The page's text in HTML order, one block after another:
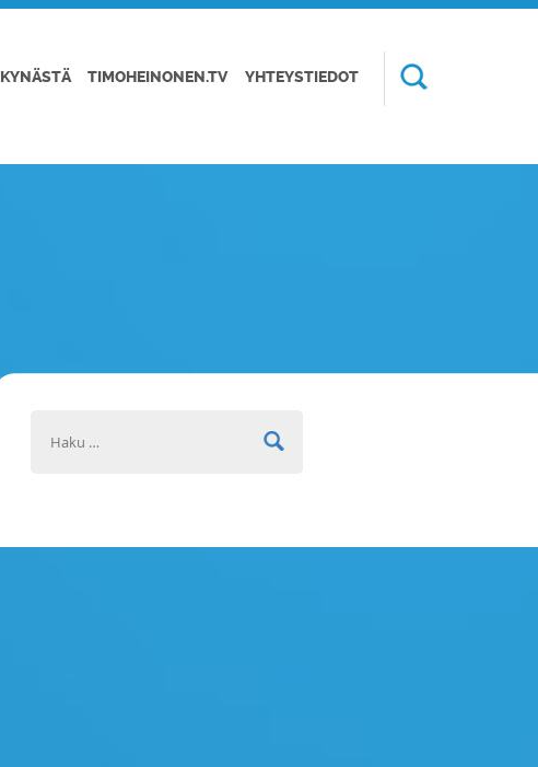
KYNÄSTÄ TIMOHEINONEN.TV YHTEYSTIEDOT